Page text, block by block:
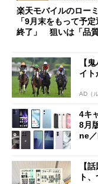
楽天モバイルのロー
「9月末をもって予
終了」 狙いは「品
も
【
イト
AD（
4キ
8月
ne
【
ト